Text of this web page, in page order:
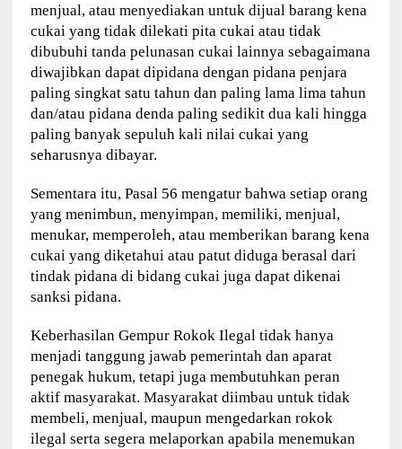
menjual, atau menyediakan untuk dijual barang kena
cukai yang tidak dilekati pita cukai atau tidak
dibubuhi tanda pelunasan cukai lainnya sebagaimana
diwajibkan dapat dipidana dengan pidana penjara
paling singkat satu tahun dan paling lama lima tahun
dan/atau pidana denda paling sedikit dua kali hingga
paling banyak sepuluh kali nilai cukai yang
seharusnya dibayar.
Sementara itu, Pasal 56 mengatur bahwa setiap orang
yang menimbun, menyimpan, memiliki, menjual,
menukar, memperoleh, atau memberikan barang kena
cukai yang diketahui atau patut diduga berasal dari
tindak pidana di bidang cukai juga dapat dikenai
sanksi pidana.
Keberhasilan Gempur Rokok Ilegal tidak hanya
menjadi tanggung jawab pemerintah dan aparat
penegak hukum, tetapi juga membutuhkan peran
aktif masyarakat. Masyarakat diimbau untuk tidak
membeli, menjual, maupun mengedarkan rokok
ilegal serta segera melaporkan apabila menemukan